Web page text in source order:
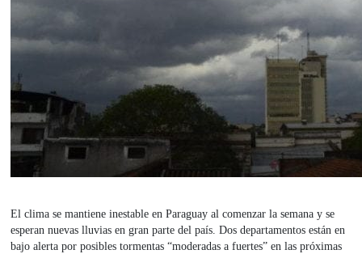
El clima se mantiene inestable en Paraguay al comenzar la semana y se
esperan nuevas lluvias en gran parte del país. Dos departamentos están en
bajo alerta por posibles tormentas “moderadas a fuertes” en las próximas